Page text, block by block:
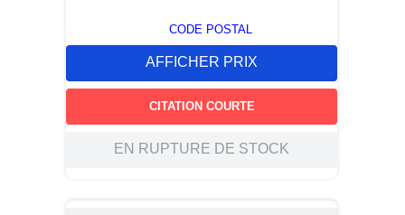
CODE POSTAL
AFFICHER PRIX
CITATION COURTE
EN RUPTURE DE STOCK